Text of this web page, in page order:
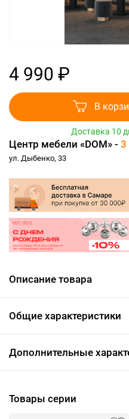
4 990 ₽
В
Доставка 10
Центр мебели «DOM» - 3
ул. Дыбенко, 33
Описание товара
Общие характеристики
Дополнительные
Товары серии